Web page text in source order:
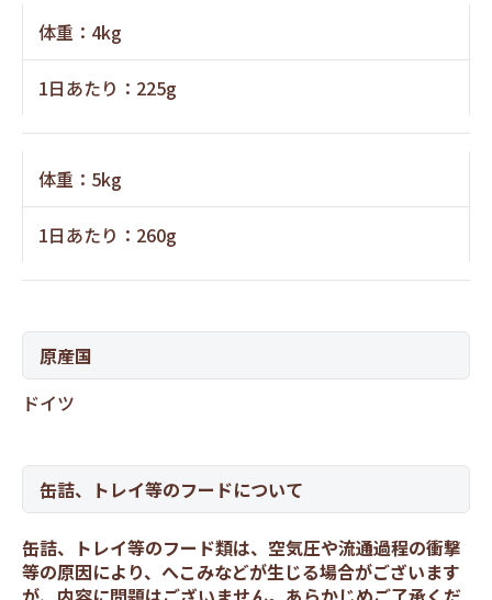
体重：4kg
1日あたり：225g
体重：5kg
1日あたり：260g
原産国
ドイツ
缶詰、トレイ等のフードについて
缶詰、トレイ等のフード類は、空気圧や流通過程の衝撃
等の原因により、へこみなどが生じる場合がございます